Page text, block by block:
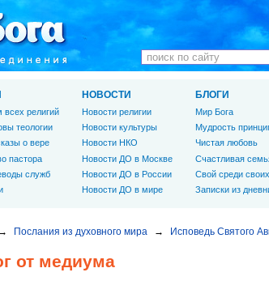
→ Послания из духовного мира → Исповедь Святого
от медиума
всех религий
теологии
о вере
пастора
служб
НОВОСТИ
Новости религии
Новости культуры
Новости НКО
Новости ДО в Москве
Новости ДО в России
Новости ДО в мире
БЛОГИ
Мир Бога
Мудрость
Чистая любовь
Счастливая
Свой среди своих
Записки из